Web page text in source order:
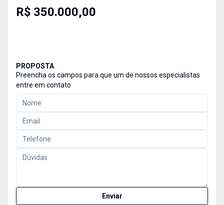
R$ 350.000,00
PROPOSTA
Preencha os campos para que um de nossos especialistas
entre em contato
Enviar